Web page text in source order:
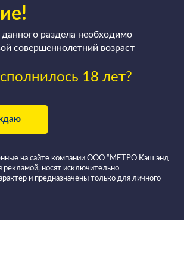
раздела необходимо
совершеннолетний возраст
18 лет?
на сайте компании ООО “МЕТРО Кэш энд
рекламой, носят исключительно
и предназначены только для личного